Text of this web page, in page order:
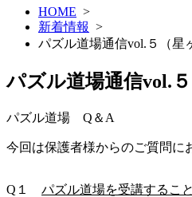
HOME >
新着情報 >
パズル道場通信vol.５（星
パズル道場通信vol.５
パズル道場 Q＆A
今回は保護者様からのご質問に
Q１ パズル道場を受講するこ